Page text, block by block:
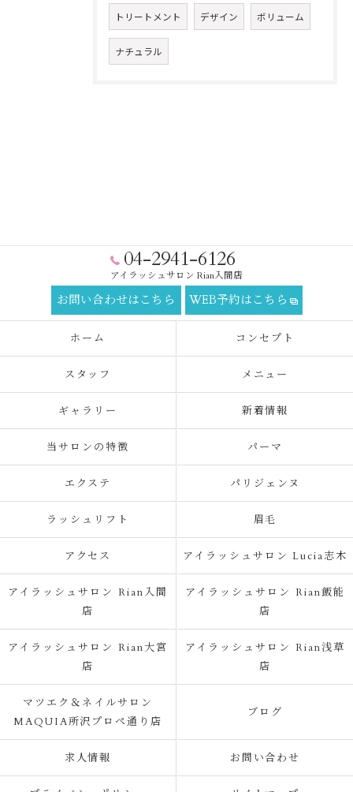
トリートメント デザイン ボリューム
ナチュラル
04-2941-6126
アイラッシュサロン Rian入間店
お問い合わせはこちら WEB予約はこちら
ホーム コンセプト
スタッフ メニュー
ギャラリー 新着情報
当サロンの特徴 パーマ
エクステ パリジェンヌ
ラッシュリフト 眉毛
アクセス アイラッシュサロン Lucia志木
アイラッシュサロン Rian入間
店
アイラッシュサロン Rian飯能
店
アイラッシュサロン Rian大宮
店
アイラッシュサロン Rian浅草
店
マツエク＆ネイルサロン
MAQUIA所沢プロペ通り店
ブログ
求人情報 お問い合わせ